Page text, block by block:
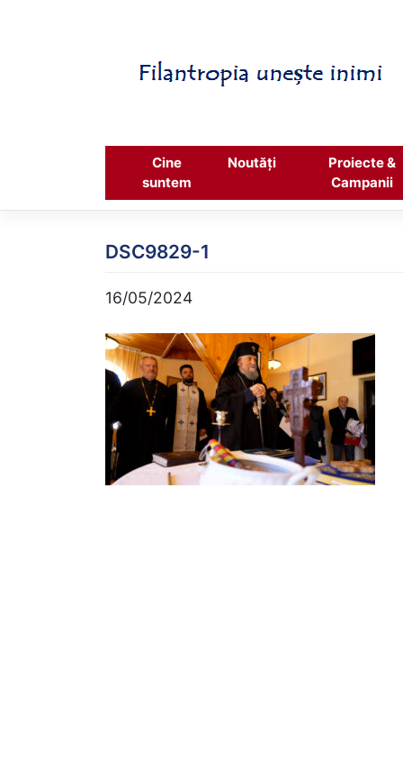
Cine
suntem
Noutăți
Proiecte &
Campanii
DSC9829-1
16/05/2024